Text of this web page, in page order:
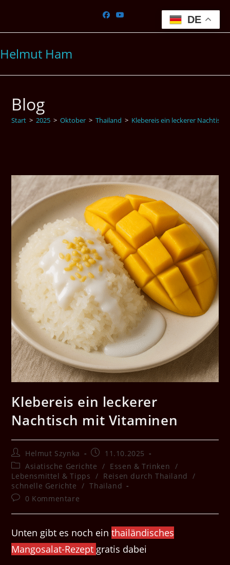
springen
Helmut Ham
Blog
Start > 2025 > Oktober > Thailand > Klebereis ein leckerer
Klebereis ein leckerer
Nachtisch mit Vitaminen
Beitrags-
Autor:
Helmut Szynka
Beitrag
veröffentlicht:
11.10.2025
Beitrags-
Kategorie:
Asiatische Gerichte / Essen & Trinken /
Lebensmittel & Tipps / Reisen durch Thailand
/
schnelle Gerichte / Thailand
Beitrags-
0 Kommentare
Unten gibt es noch einthailändisches
Mangosalat-Rezept gratis dabei
DE